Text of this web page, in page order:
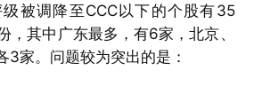
被调降至CCC以下的个股有35
，其中广东最多，有6家，北京、
3家。问题较为突出的是：